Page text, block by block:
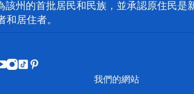
州的首批居民和民族，並承認原住民是
和居住者。
Youtube
Instagram
抖 Pinterest
我們的網站